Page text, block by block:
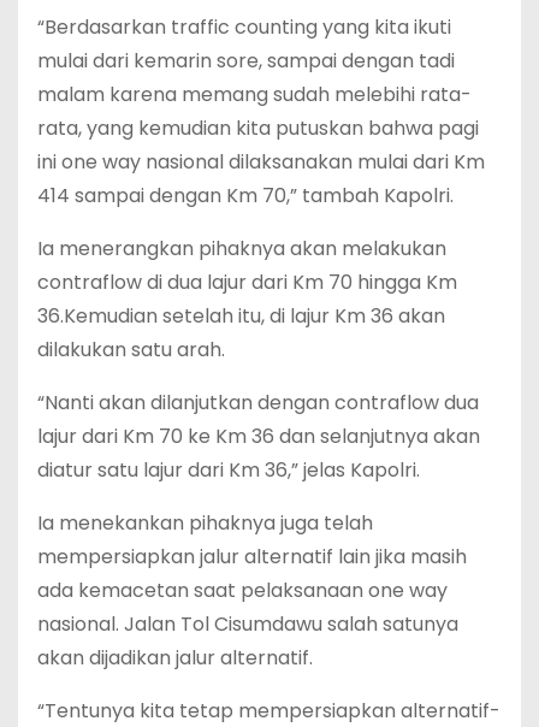
“Berdasarkan traffic counting yang kita ikuti
mulai dari kemarin sore, sampai dengan tadi
malam karena memang sudah melebihi rata-
rata, yang kemudian kita putuskan bahwa pagi
ini one way nasional dilaksanakan mulai dari Km
414 sampai dengan Km 70,” tambah Kapolri.
Ia menerangkan pihaknya akan melakukan
contraflow di dua lajur dari Km 70 hingga Km
36.Kemudian setelah itu, di lajur Km 36 akan
dilakukan satu arah.
“Nanti akan dilanjutkan dengan contraflow dua
lajur dari Km 70 ke Km 36 dan selanjutnya akan
diatur satu lajur dari Km 36,” jelas Kapolri.
Ia menekankan pihaknya juga telah
mempersiapkan jalur alternatif lain jika masih
ada kemacetan saat pelaksanaan one way
nasional. Jalan Tol Cisumdawu salah satunya
akan dijadikan jalur alternatif.
“Tentunya kita tetap mempersiapkan alternatif-